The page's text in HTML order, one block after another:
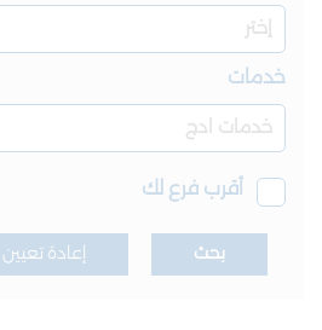
خدمات
أقرب فرع لك
بحث إعادة تعيين